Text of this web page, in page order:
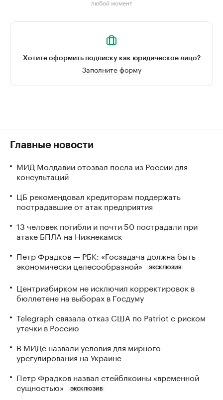
любой момент
Хотите оформить подписку как юридическое лицо?
Заполните форму
Главные новости
МИД Молдавии отозвал посла из России для
консультаций
ЦБ рекомендовал кредиторам поддержать
пострадавшие от атак предприятия
13 человек погибли и почти 50 пострадали при
атаке БПЛА на Нижнекамск
Петр Фрадков — РБК: «Госзадача должна быть
экономически целесообразной»
ЭКСКЛЮЗИВ
Центризбирком не исключил корректировок в
бюллетене на выборах в Госдуму
Telegraph связала отказ США по Patriot с риском
утечки в Россию
В МИДе назвали условия для мирного
урегулирования на Украине
Петр Фрадков назвал стейблкоины «временной
сущностью»
ЭКСКЛЮЗИВ